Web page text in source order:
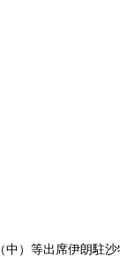
中）等出席伊朗駐